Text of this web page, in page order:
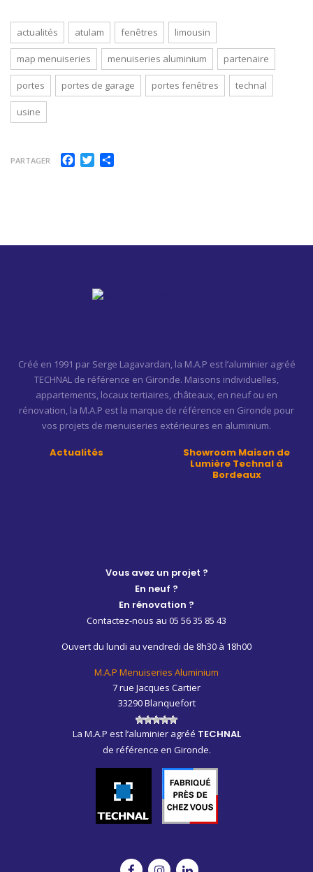
actualités atulam fenêtres limousin
map menuiseries menuiseries aluminium partenaire
portes portes de garage portes fenêtres technal
usine
PARTAGER Facebook
Twitter
Créé en 1991 par Serge Lagavardan, la M.A.P est l’aluminier agréé
TECHNAL de référence en Gironde. Maisons individuelles,
appartements, locaux tertiaires, châteaux, en neuf ou en
rénovation, la M.A.P est la marque de référence en Gironde pour
vos projets de menuiseries extérieures en aluminium.
Actualités
Showroom Maison de
Lumière Technal à
Bordeaux
Vous avez un projet ?
En neuf ?
En rénovation ?
Contactez-nous au 05 56 35 85 43
Ouvert du lundi au vendredi de 8h30 à 18h00
M.A.P Menuiseries Aluminium
7 rue Jacques Cartier
33290 Blanquefort
La M.A.P est l’aluminier agréé TECHNAL
de référence en Gironde.